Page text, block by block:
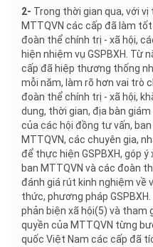
2- Trong thời gian qua, với vị
MTTQVN các cấp đã làm
đoàn thể chính trị - xã hội,
hiện nhiệm vụ GSPBXH. Từ
cấp đã hiệp thương thống
mỗi năm, làm rõ hơn vai trò
đoàn thể chính trị - xã hội,
dung, thời gian, địa bàn
của các hội đồng tư vấn,
MTTQVN, các chuyên gia,
để thực hiện GSPBXH, góp
ban MTTQVN và các đoàn
đánh giá rút kinh nghiệm về
thức, phương pháp
phản biện xã hội(5) và tham
quyền của MTTQVN từng
quốc Việt Nam các cấp đã